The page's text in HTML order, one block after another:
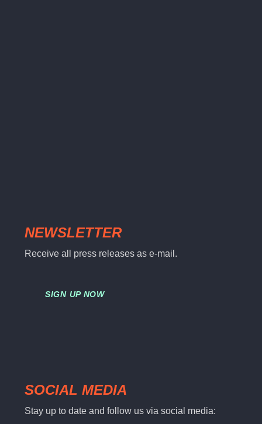
NEWSLETTER
Receive all press releases as e-mail.
SIGN UP NOW
SOCIAL MEDIA
Stay up to date and follow us via social media: